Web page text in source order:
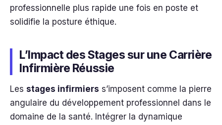
professionnelle plus rapide une fois en poste et
solidifie la posture éthique.
L’Impact des Stages sur une Carrière
Infirmière Réussie
Les stages infirmiers s’imposent comme la pierre
angulaire du développement professionnel dans le
domaine de la santé. Intégrer la dynamique